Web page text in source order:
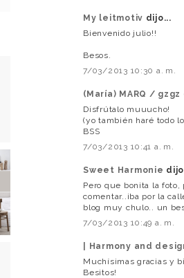
My leitmotiv dijo...
Bienvenido julio!!
Besos.
7/03/2013 10:30 a. m.
(María) MARQ / gzgz
Disfrútalo muuucho!
(yo también haré todo
BSS
7/03/2013 10:41 a. m.
Sweet Harmonie
Pero que bonita la
comentar..iba por la
blog muy chulo.. un
7/03/2013 10:49 a. m.
| Harmony and
Muchísimas gracias y
Besitos!